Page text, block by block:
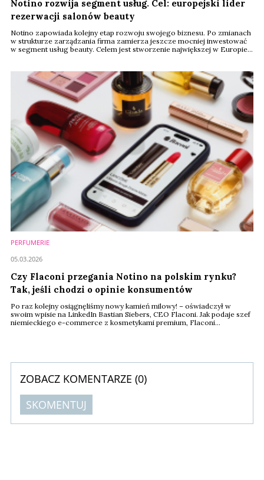
Notino rozwija segment usług. Cel: europejski lider
rezerwacji salonów beauty
Notino zapowiada kolejny etap rozwoju swojego biznesu. Po zmianach
w strukturze zarządzania firma zamierza jeszcze mocniej inwestować
w segment usług beauty. Celem jest stworzenie największej w Europie
ekosystemie.
PERFUMERIE
Czy Flaconi przegania Notino na polskim rynku?
Tak, jeśli chodzi o opinie konsumentów
Po raz kolejny osiągnęliśmy nowy kamień milowy! – oświadczył w
swoim wpisie na LinkedIn Bastian Siebers, CEO Flaconi. Jak podaje szef
niemieckiego e-commerce z kosmetykami premium, Flaconi
05.03.2026
ZOBACZ KOMENTARZE (0)
SKOMENTUJ